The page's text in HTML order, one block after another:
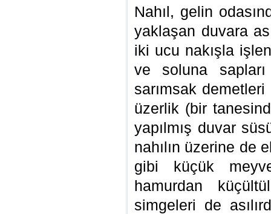
Nahıl, gelin
yaklaşan duvara
iki ucu nakışla
ve soluna
sarımsak
üzerlik (bir
yapılmış duvar
nahılın üzerine de
gibi küçük
hamurdan
simgeleri de